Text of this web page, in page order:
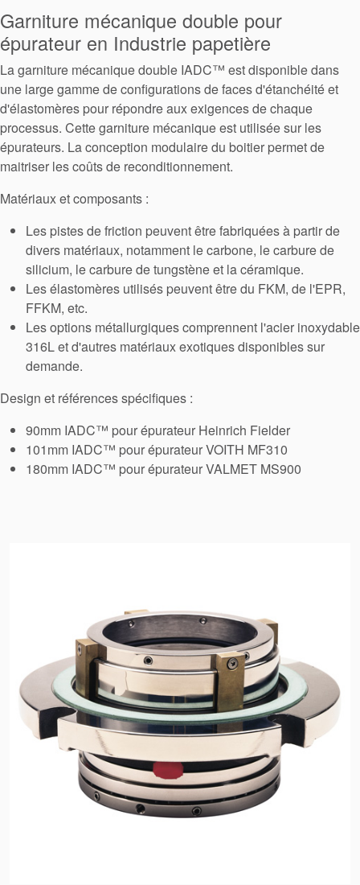
tresses
d’étanchéité
Système de
support de
joint
Remise à
neuf des
joints
Certifications et normes
Contactez-nous
Localisations
Actualités
Garniture mécanique double pour
épurateur en Industrie papetière
La garniture mécanique double IADC™ est disponible dans
une large gamme de configurations de faces d'étanchéité et
d'élastomères pour répondre aux exigences de chaque
processus. Cette garniture mécanique est utilisée sur les
épurateurs. La conception modulaire du boitier permet de
maitriser les coûts de reconditionnement.
Matériaux et composants :
Les pistes de friction peuvent être fabriquées à partir de
divers matériaux, notamment le carbone, le carbure de
silicium, le carbure de tungstène et la céramique.
Les élastomères utilisés peuvent être du FKM, de l'EPR,
FFKM, etc.
Les options métallurgiques comprennent l'acier inoxydable
316L et d'autres matériaux exotiques disponibles sur
demande.
Design et références spécifiques :
90mm IADC™ pour épurateur Heinrich Fielder
101mm IADC™ pour épurateur VOITH MF310
180mm IADC™ pour épurateur VALMET MS900